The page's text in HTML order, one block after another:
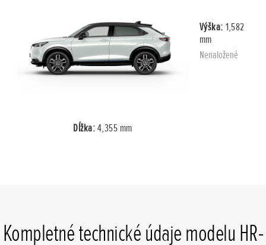
Dĺžka:4,355 mm
Výška: 1,582
mm
Nenaložené
Kompletné technické údaje modelu HR-